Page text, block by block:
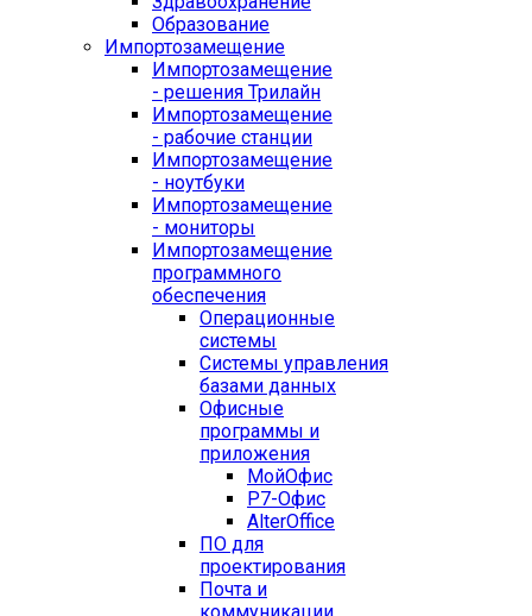
Образование
Импортозамещение
Импортозамещение
- решения Трилайн
Импортозамещение
- рабочие станции
Импортозамещение
- ноутбуки
Импортозамещение
- мониторы
Импортозамещение
программного
обеспечения
Операционные
системы
Системы управления
базами данных
Офисные
программы и
приложения
МойОфис
Р7-Офис
AlterOffice
ПО для
проектирования
Почта и